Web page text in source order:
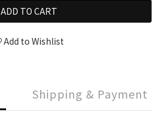
ADD TO CART
Add to Wishlist
Shipping & Payment